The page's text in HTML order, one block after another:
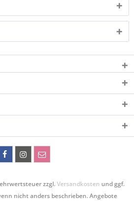
zzgl.Versandkosten und ggf.
nicht anders beschrieben. Angebote